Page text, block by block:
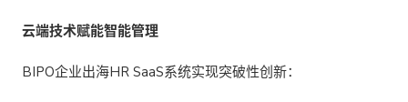
云端技术赋能智能管理
BIPO企业出海HR SaaS系统实现突破性创新：